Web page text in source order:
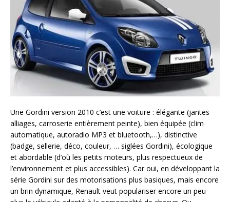
Une Gordini version 2010 c’est une voiture : élégante (jantes
alliages, carroserie entièrement peinte), bien équipée (clim
automatique, autoradio MP3 et bluetooth,…), distinctive
(badge, sellerie, déco, couleur, … siglées Gordini), écologique
et abordable (d’où les petits moteurs, plus respectueux de
l’environnement et plus accessibles). Car oui, en développant la
série Gordini sur des motorisations plus basiques, mais encore
un brin dynamique, Renault veut populariser encore un peu